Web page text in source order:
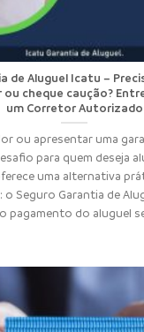
de Aluguel Icatu –
ou cheque caução?
um Corretor Autorizado
ou apresentar uma
para quem deseja
uma alternativa
Seguro Garantia de
pagamento do aluguel